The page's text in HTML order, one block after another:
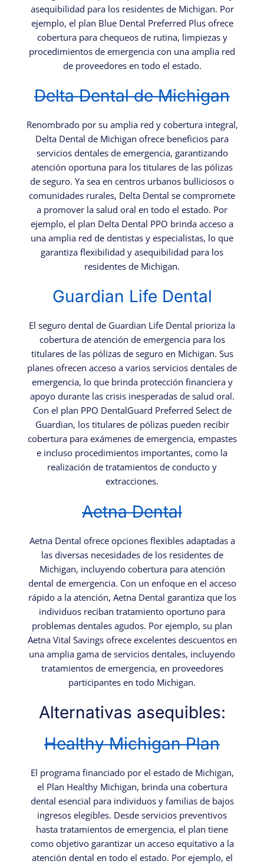
asequibilidad para los residentes de Michigan. Por
ejemplo, el plan Blue Dental Preferred Plus ofrece
cobertura para chequeos de rutina, limpiezas y
procedimientos de emergencia con una amplia red
de proveedores en todo el estado.
Delta Dental de Michigan
Renombrado por su amplia red y cobertura integral,
Delta Dental de Michigan ofrece beneficios para
servicios dentales de emergencia, garantizando
atención oportuna para los titulares de las pólizas
de seguro. Ya sea en centros urbanos bulliciosos o
comunidades rurales, Delta Dental se compromete
a promover la salud oral en todo el estado. Por
ejemplo, el plan Delta Dental PPO brinda acceso a
una amplia red de dentistas y especialistas, lo que
garantiza flexibilidad y asequibilidad para los
residentes de Michigan.
Guardian Life Dental
El seguro dental de Guardian Life Dental prioriza la
cobertura de atención de emergencia para los
titulares de las pólizas de seguro en Michigan. Sus
planes ofrecen acceso a varios servicios dentales de
emergencia, lo que brinda protección financiera y
apoyo durante las crisis inesperadas de salud oral.
Con el plan PPO DentalGuard Preferred Select de
Guardian, los titulares de pólizas pueden recibir
cobertura para exámenes de emergencia, empastes
e incluso procedimientos importantes, como la
realización de tratamientos de conducto y
extracciones.
Aetna Dental
Aetna Dental ofrece opciones flexibles adaptadas a
las diversas necesidades de los residentes de
Michigan, incluyendo cobertura para atención
dental de emergencia. Con un enfoque en el acceso
rápido a la atención, Aetna Dental garantiza que los
individuos reciban tratamiento oportuno para
problemas dentales agudos. Por ejemplo, su plan
Aetna Vital Savings ofrece excelentes descuentos en
una amplia gama de servicios dentales, incluyendo
tratamientos de emergencia, en proveedores
participantes en todo Michigan.
Alternativas asequibles:
Healthy Michigan Plan
El programa financiado por el estado de Michigan,
el Plan Healthy Michigan, brinda una cobertura
dental esencial para individuos y familias de bajos
ingresos elegibles. Desde servicios preventivos
hasta tratamientos de emergencia, el plan tiene
como objetivo garantizar un acceso equitativo a la
atención dental en todo el estado. Por ejemplo, el